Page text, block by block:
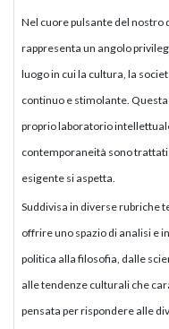
Nel cuore pulsante del nostro
rappresenta un angolo
luogo in cui la cultura, la
continuo e stimolante.
proprio laboratorio
contemporaneità sono
esigente si aspetta.
Suddivisa in diverse rubriche
offrire uno spazio di analisi e
politica alla filosofia, dalle
alle tendenze culturali che
pensata per rispondere alle